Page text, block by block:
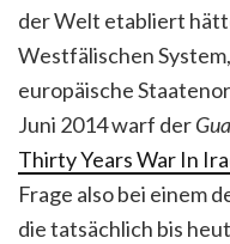
der Welt etabliert
Westfälischen
europäische
Juni 2014 warf der
Thirty Years War In
Frage also bei einem
die tatsächlich bis